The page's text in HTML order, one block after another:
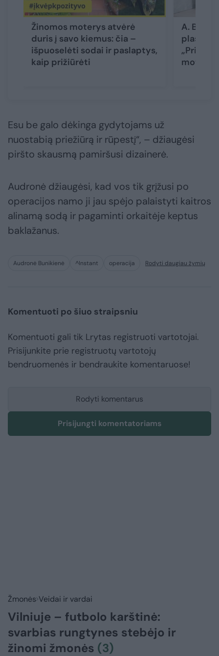
Žinomos moterys atvėrė
duris į savo kiemus: čia –
išpuoselėti sodai ir paslaptys,
kaip prižiūrėti
A.
moterų,
Esu be galo dėkinga gydytojams už
nuostabią priežiūrą ir rūpestį“, – džiaugėsi
piršto skausmą pamiršusi dizainerė.
Audronė džiaugėsi, kad vos tik grįžusi po
operacijos namo ji jau spėjo palaistyti kaitros
alinamą sodą ir pagaminti orkaitėje keptus
baklažanus.
Audronė Bunikienė ^Instant operacija Rodyti daugiau žymių
Komentuoti po šiuo straipsniu
Komentuoti gali tik Lrytas registruoti vartotojai.
Prisijunkite prie registruotų vartotojų
bendruomenės ir bendraukite komentaruose!
Rodyti komentarus
Prisijungti komentatoriams
Žmonės Veidai ir vardai
Vilniuje – futbolo karštinė:
svarbias rungtynes stebėjo ir
žinomi žmonės (3)